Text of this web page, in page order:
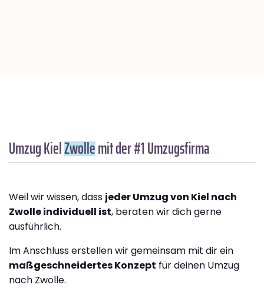
Umzug KielZwollemit der #1 Umzugsfirma
Weil wir wissen, dass jeder Umzug von Kiel nach
Zwolle individuell ist, beraten wir dich gerne
ausführlich.
Im Anschluss erstellen wir gemeinsam mit dir ein
maßgeschneidertes Konzept für deinen Umzug
nach Zwolle.